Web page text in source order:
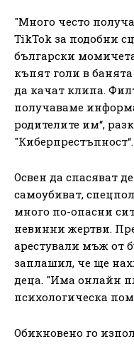
"Много често
TikTok за подобни
български
къпят голи в
да качат клипа.
получаваме
родителите им“,
"Киберпрестъпност“.
Освен да спасяват
самоубиват,
много по-опасни
невинни жертви.
арестували мъж от
заплашил, че ще
деца. "Има онлайн
психологическа
Обикновено го